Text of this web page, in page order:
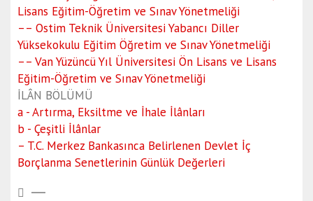
Lisans Eğitim-Öğretim ve Sınav Yönetmeliği
–– Ostim Teknik Üniversitesi Yabancı Diller
Yüksekokulu Eğitim Öğretim ve Sınav Yönetmeliği
–– Van Yüzüncü Yıl Üniversitesi Ön Lisans ve Lisans
Eğitim-Öğretim ve Sınav Yönetmeliği
İLÂN BÖLÜMÜ
a - Artırma, Eksiltme ve İhale İlânları
b - Çeşitli İlânlar
– T.C. Merkez Bankasınca Belirlenen Devlet İç
Borçlanma Senetlerinin Günlük Değerleri